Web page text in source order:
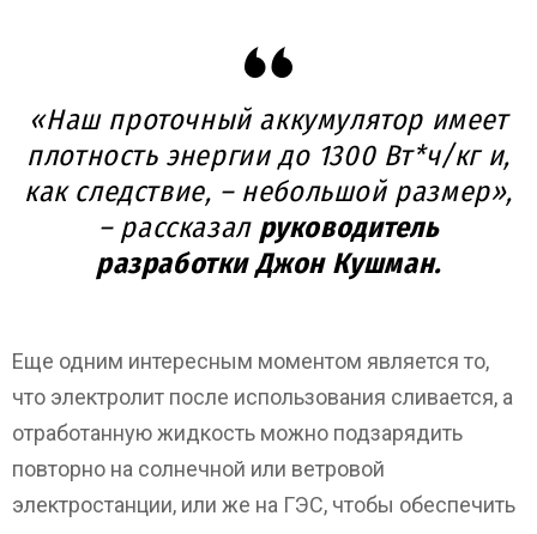
«Наш проточный аккумулятор имеет
плотность энергии до 1300 Вт*ч/кг и,
как следствие, – небольшой размер»,
– рассказал руководитель
разработки Джон Кушман.
Еще одним интересным моментом является то,
что электролит после использования сливается, а
отработанную жидкость можно подзарядить
повторно на солнечной или ветровой
электростанции, или же на ГЭС, чтобы обеспечить